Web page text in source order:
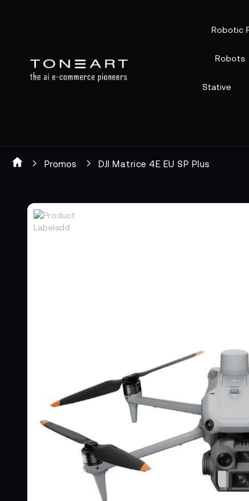
Robotic
Robots
Stative
Promos DJI Matrice 4E EU SP Plus
Zum
Ende
der
Zum
Anfang
der